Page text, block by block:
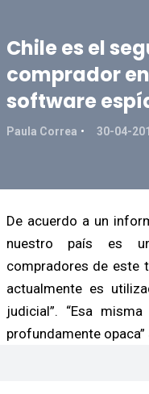
Chile es el
comprador
software
Paula Correa 30-04-
De acuerdo a un
nuestro país es
compradores de este
actualmente es
judicial”. “Esa
profundamente